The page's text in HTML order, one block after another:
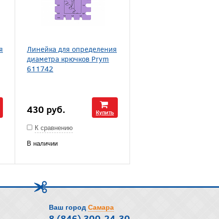
Линейка для определения
диаметра крючков Prym
611742
430 руб. Купить
К сравнению
В наличии
Ваш город Самара